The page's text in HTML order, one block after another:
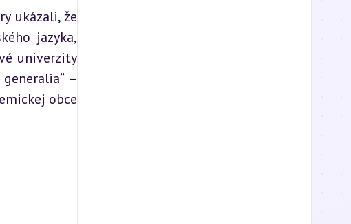
ukázali, že
jazyka,
univerzity
–
obce